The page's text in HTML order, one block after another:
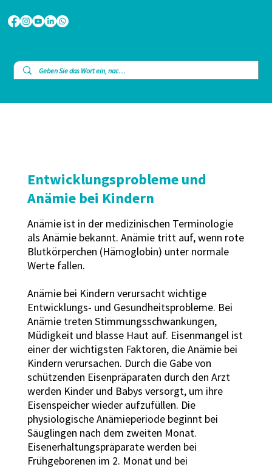
Entwicklungsprobleme und
Anämie bei Kindern
Anämie ist in der medizinischen Terminologie
als Anämie bekannt. Anämie tritt auf, wenn rote
Blutkörperchen (Hämoglobin) unter normale
Werte fallen.
Anämie bei Kindern verursacht wichtige
Entwicklungs- und Gesundheitsprobleme. Bei
Anämie treten Stimmungsschwankungen,
Müdigkeit und blasse Haut auf. Eisenmangel ist
einer der wichtigsten Faktoren, die Anämie bei
Kindern verursachen. Durch die Gabe von
schützenden Eisenpräparaten durch den Arzt
werden Kinder und Babys versorgt, um ihre
Eisenspeicher wieder aufzufüllen. Die
physiologische Anämieperiode beginnt bei
Säuglingen nach dem zweiten Monat.
Eisenerhaltungspräparate werden bei
Frühgeborenen im 2. Monat und bei